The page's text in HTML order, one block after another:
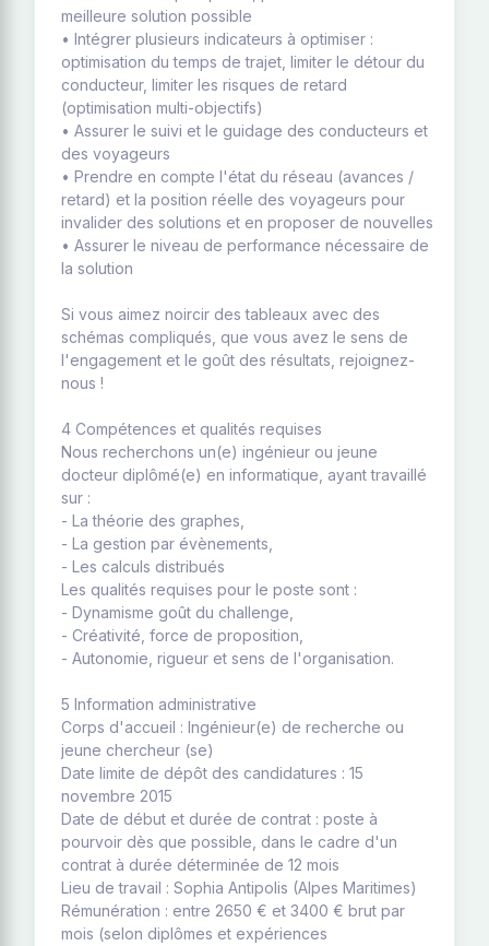
meilleure solution possible
• Intégrer plusieurs indicateurs à optimiser :
optimisation du temps de trajet, limiter le détour du
conducteur, limiter les risques de retard
(optimisation multi-objectifs)
• Assurer le suivi et le guidage des conducteurs et
des voyageurs
• Prendre en compte l'état du réseau (avances /
retard) et la position réelle des voyageurs pour
invalider des solutions et en proposer de nouvelles
• Assurer le niveau de performance nécessaire de
la solution
Si vous aimez noircir des tableaux avec des
schémas compliqués, que vous avez le sens de
l'engagement et le goût des résultats, rejoignez-
nous !
4 Compétences et qualités requises
Nous recherchons un(e) ingénieur ou jeune
docteur diplômé(e) en informatique, ayant travaillé
sur :
- La théorie des graphes,
- La gestion par évènements,
- Les calculs distribués
Les qualités requises pour le poste sont :
- Dynamisme goût du challenge,
- Créativité, force de proposition,
- Autonomie, rigueur et sens de l'organisation.
5 Information administrative
Corps d'accueil : Ingénieur(e) de recherche ou
jeune chercheur (se)
Date limite de dépôt des candidatures : 15
novembre 2015
Date de début et durée de contrat : poste à
pourvoir dès que possible, dans le cadre d'un
contrat à durée déterminée de 12 mois
Lieu de travail : Sophia Antipolis (Alpes Maritimes)
Rémunération : entre 2650 € et 3400 € brut par
mois (selon diplômes et expériences